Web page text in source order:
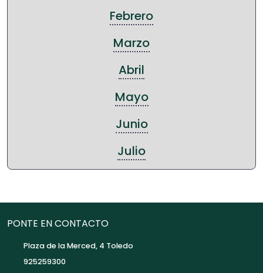
Febrero
Marzo
Abril
Mayo
Junio
Julio
PONTE EN CONTACTO
Plaza de la Merced, 4 Toledo
925259300